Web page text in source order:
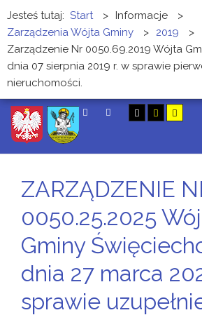
Jesteś tutaj: Start > Informacje
>
Zarządzenia Wójta Gminy
> 2019
>
Zarządzenie Nr 0050.69.2019 Wójta
dnia 07 sierpnia 2019 r. w sprawie
nieruchomości.
ZARZĄDZENIE
0050.25.2025
Gminy
dnia 27 marca
sprawie